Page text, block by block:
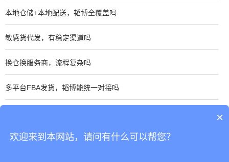
本地仓储+本地配送，韬博全覆盖吗
敏感货代发，有稳定渠道吗
换仓换服务商，流程复杂吗
多平台FBA发货，韬博能统一对接吗
×
欢迎来到本网站，请问有什么可以帮您？